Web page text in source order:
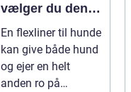
vælger du den
rigtige
En flexliner til hunde
kan give både hund
og ejer en helt
anden ro på